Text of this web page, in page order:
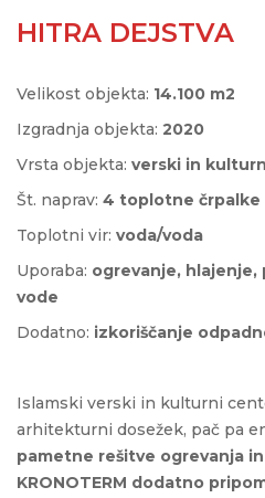
HITRA DEJSTVA
Velikost objekta: 14.100 m2
Izgradnja objekta: 2020
Vrsta objekta: verski in
Št. naprav: 4 toplotne črpalke
Toplotni vir: voda/voda
Uporaba: ogrevanje,
vode
Dodatno: izkoriščanje
Islamski verski in kulturni
arhitekturni dosežek, pač pa
pametne rešitve ogrevanja
KRONOTERM dodatno